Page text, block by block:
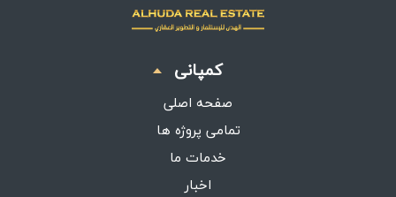
کمپانی
صفحه اصلی
تمامی پروژه ها
خدمات ما
اخبار